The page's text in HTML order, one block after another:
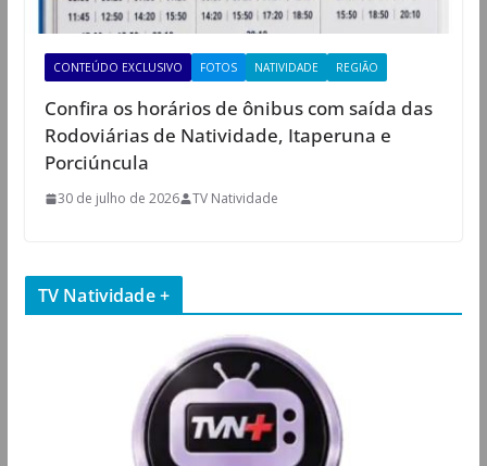
CONTEÚDO EXCLUSIVO FOTOS NATIVIDADE REGIÃO
Confira os horários de ônibus com saída das
Rodoviárias de Natividade, Itaperuna e
Porciúncula
30 de julho de 2026 TV Natividade
TV Natividade +